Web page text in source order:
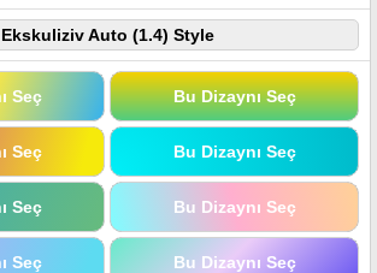
Ekskuliziv Auto (1.4) Style
Seç Bu Dizaynı Seç
Seç Bu Dizaynı Seç
Seç Bu Dizaynı Seç
Seç Bu Dizaynı Seç